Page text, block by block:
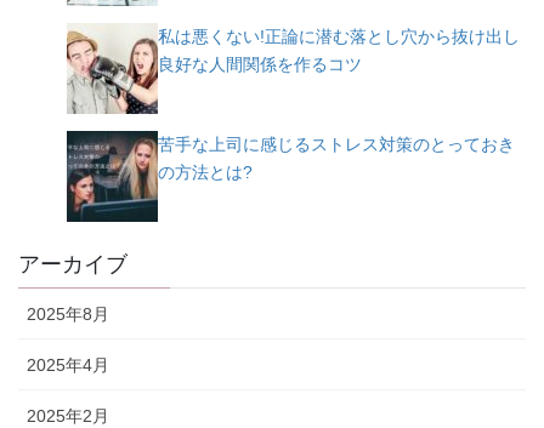
私は悪くない!正論に潜む落とし穴から抜け出し
良好な人間関係を作るコツ
苦手な上司に感じるストレス対策のとっておき
の方法とは?
アーカイブ
2025年8月
2025年4月
2025年2月